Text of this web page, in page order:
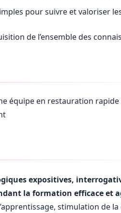
pour suivre et valoriser
de l’ensemble des
équipe en restauration
expositives,
la formation efficace et
stimulation de